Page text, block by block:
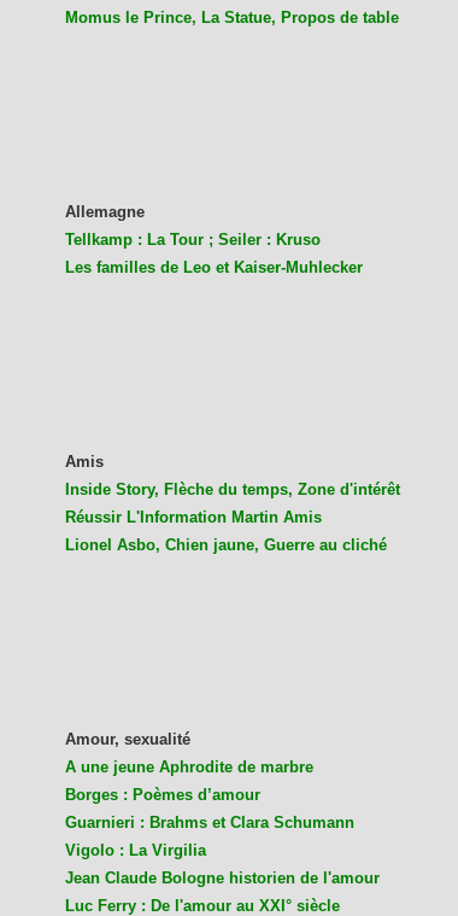
Momus le Prince, La Statue, Propos de table
Allemagne
Tellkamp : La Tour ; Seiler : Kruso
Les familles de Leo et Kaiser-Muhlecker
Amis
Inside Story, Flèche du temps, Zone d'intérêt
Réussir L'Information Martin Amis
Lionel Asbo, Chien jaune, Guerre au cliché
Amour, sexualité
A une jeune Aphrodite de marbre
Borges : Poèmes d’amour
Guarnieri : Brahms et Clara Schumann
Vigolo : La Virgilia
Jean Claude Bologne historien de l'amour
Luc Ferry : De l'amour au XXI° siècle